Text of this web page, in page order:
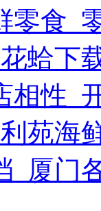
零食_
蛤下
相性_
苑海
_厦门